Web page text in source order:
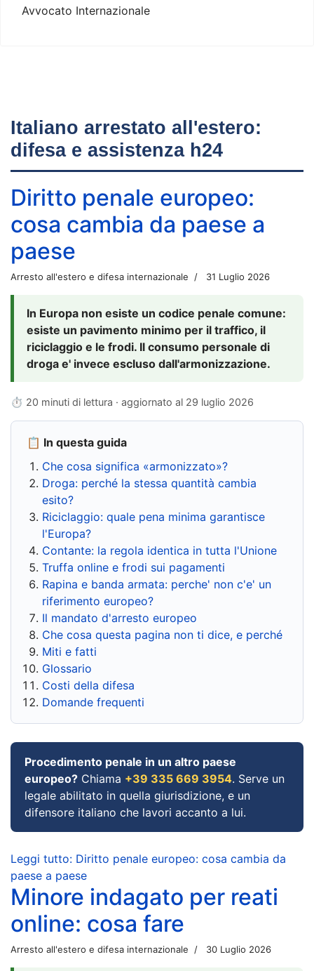
Avvocato Internazionale
Italiano arrestato all'estero:
difesa e assistenza h24
Diritto penale europeo:
cosa cambia da paese a
paese
Arresto all'estero e difesa internazionale 31 Luglio 2026
In Europa non esiste un codice penale comune:
esiste un pavimento minimo per il traffico, il
riciclaggio e le frodi. Il consumo personale di
droga e' invece escluso dall'armonizzazione.
⏱ 20 minuti di lettura · aggiornato al 29 luglio 2026
📋 In questa guida
Che cosa significa «armonizzato»?
Droga: perché la stessa quantità cambia
esito?
Riciclaggio: quale pena minima garantisce
l'Europa?
Contante: la regola identica in tutta l'Unione
Truffa online e frodi sui pagamenti
Rapina e banda armata: perche' non c'e' un
riferimento europeo?
Il mandato d'arresto europeo
Che cosa questa pagina non ti dice, e perché
Miti e fatti
Glossario
Costi della difesa
Domande frequenti
Procedimento penale in un altro paese
europeo? Chiama +39 335 669 3954. Serve un
legale abilitato in quella giurisdizione, e un
difensore italiano che lavori accanto a lui.
Leggi tutto: Diritto penale europeo: cosa cambia da
paese a paese
Minore indagato per reati
online: cosa fare
Arresto all'estero e difesa internazionale 30 Luglio 2026